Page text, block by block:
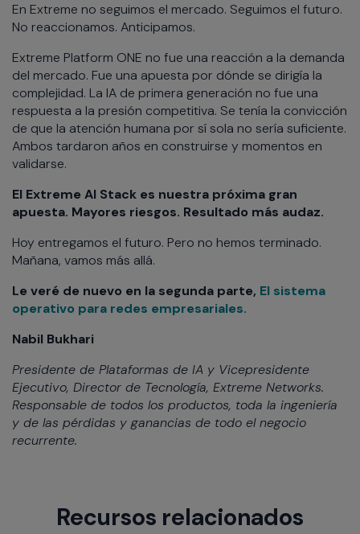
En Extreme no seguimos el mercado. Seguimos el futuro.
No reaccionamos. Anticipamos.
Extreme Platform ONE no fue una reacción a la demanda
del mercado. Fue una apuesta por dónde se dirigía la
complejidad. La IA de primera generación no fue una
respuesta a la presión competitiva. Se tenía la convicción
de que la atención humana por sí sola no sería suficiente.
Ambos tardaron años en construirse y momentos en
validarse.
El Extreme AI Stack es nuestra próxima gran
apuesta. Mayores riesgos. Resultado más audaz.
Hoy entregamos el futuro. Pero no hemos terminado.
Mañana, vamos más allá.
Le veré de nuevo en la segunda parte, El sistema
operativo para redes empresariales.
Nabil Bukhari
Presidente de Plataformas de IA y Vicepresidente
Ejecutivo, Director de Tecnología, Extreme Networks.
Responsable de todos los productos, toda la ingeniería
y de las pérdidas y ganancias de todo el negocio
recurrente.
Recursos relacionados